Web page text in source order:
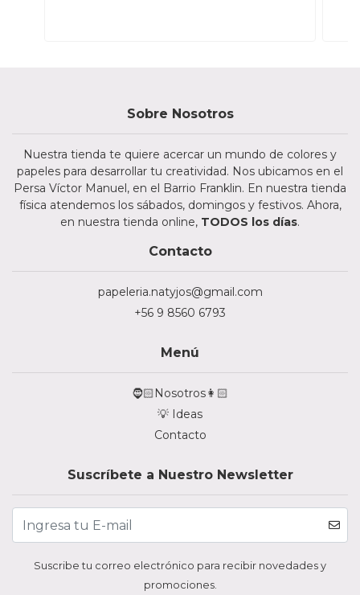
Sobre Nosotros
Nuestra tienda te quiere acercar un mundo de colores y
papeles para desarrollar tu creatividad. Nos ubicamos en el
Persa Víctor Manuel, en el Barrio Franklin. En nuestra tienda
física atendemos los sábados, domingos y festivos. Ahora,
en nuestra tienda online, TODOS los días.
Contacto
papeleria.natyjos@gmail.com
+56 9 8560 6793
Menú
🧔🏻Nosotros👩🏻
💡 Ideas
Contacto
Suscríbete a Nuestro Newsletter
Suscribe tu correo electrónico para recibir novedades y
promociones.